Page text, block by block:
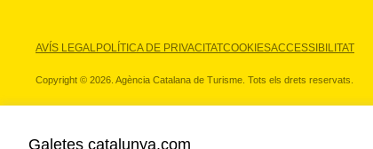
AVÍS LEGALPOLÍTICA DE PRIVACITATCOOKIESACCESSIBILITAT
Copyright © 2026. Agència Catalana de Turisme. Tots els drets reservats.
Galetes catalunya.com